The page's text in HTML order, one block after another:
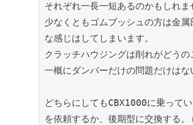
それぞれ一長一短あるのかもしれ
少なくともゴムブッシュの方は金
な感じはしてしまいます。
クラッチハウジングは削れがどうの
一概にダンパーだけの問題だけはな
どちらにしてもCBX1000に乗って
を依頼するか、後期型に交換する